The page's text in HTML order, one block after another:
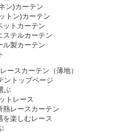
ン)カーテン
トン)カーテン
ットカーテン
ステルカーテン
ル製カーテン
レースカーテン（薄地）
ントップページ
ぶ
トレース
熱レースカーテン
を楽しむレース